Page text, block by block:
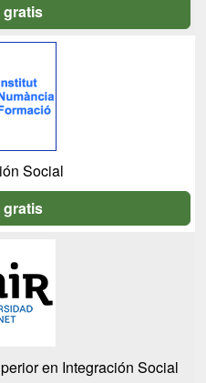
gratis
Social
gratis
en Integración Social